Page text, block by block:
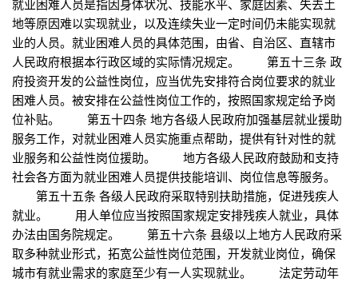
就业困难人员是指因身体状况、技能水平、家庭因素、失去土
地等原因难以实现就业，以及连续失业一定时间仍未能实现就
业的人员。就业困难人员的具体范围，由省、自治区、直辖市
人民政府根据本行政区域的实际情况规定。 第五十三条 政
府投资开发的公益性岗位，应当优先安排符合岗位要求的就业
困难人员。被安排在公益性岗位工作的，按照国家规定给予岗
位补贴。 第五十四条 地方各级人民政府加强基层就业援助
服务工作，对就业困难人员实施重点帮助，提供有针对性的就
业服务和公益性岗位援助。 地方各级人民政府鼓励和支持
社会各方面为就业困难人员提供技能培训、岗位信息等服务。
第五十五条 各级人民政府采取特别扶助措施，促进残疾人
就业。 用人单位应当按照国家规定安排残疾人就业，具体
办法由国务院规定。 第五十六条 县级以上地方人民政府采
取多种就业形式，拓宽公益性岗位范围，开发就业岗位，确保
城市有就业需求的家庭至少有一人实现就业。 法定劳动年